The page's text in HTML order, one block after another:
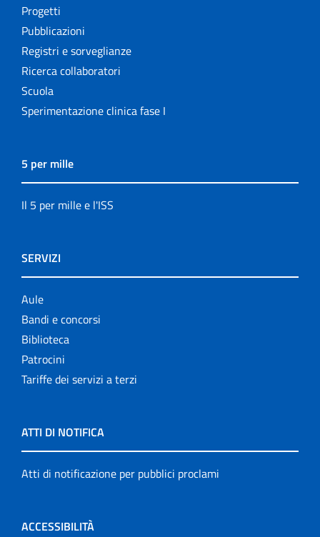
Progetti
Pubblicazioni
Registri e sorveglianze
Ricerca collaboratori
Scuola
Sperimentazione clinica fase I
5 per mille
Il 5 per mille e l'ISS
SERVIZI
Aule
Bandi e concorsi
Biblioteca
Patrocini
Tariffe dei servizi a terzi
ATTI DI NOTIFICA
Atti di notificazione per pubblici proclami
ACCESSIBILITÀ